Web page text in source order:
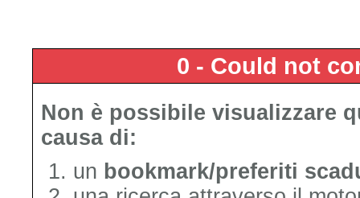
0 - Could not
Non è possibile visualizzare
causa di:
un bookmark/preferiti